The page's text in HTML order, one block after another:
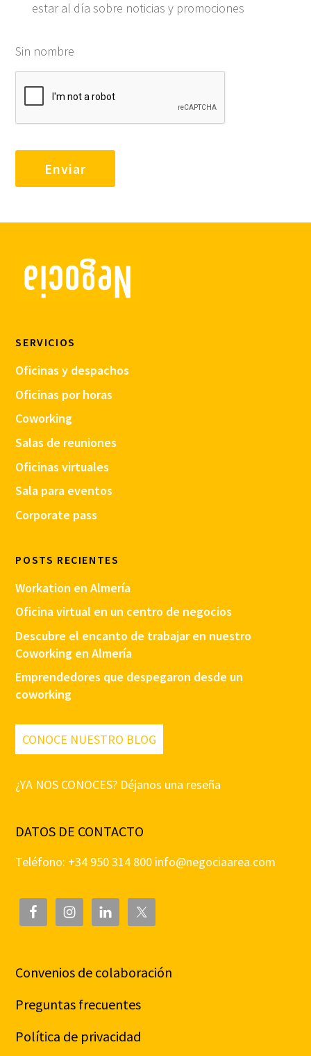
estar al día sobre noticias y promociones
Sin nombre
SERVICIOS
Oficinas y despachos
Oficinas por horas
Coworking
Salas de reuniones
Oficinas virtuales
Sala para eventos
Corporate pass
POSTS RECIENTES
Workation en Almería
Oficina virtual en un centro de negocios
Descubre el encanto de trabajar en nuestro
Coworking en Almería
Emprendedores que despegaron desde un
coworking
CONOCE NUESTRO BLOG
¿YA NOS CONOCES? Déjanos una reseña
DATOS DE CONTACTO
Teléfono: +34 950 314 800 info@negociaarea.com
Convenios de colaboración
Preguntas frecuentes
Política de privacidad